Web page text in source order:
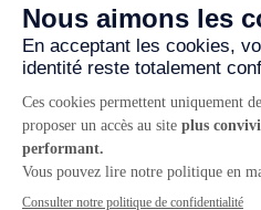
VOUS ÊTES...
NOUS CONTACTER
© 2026
Politique de